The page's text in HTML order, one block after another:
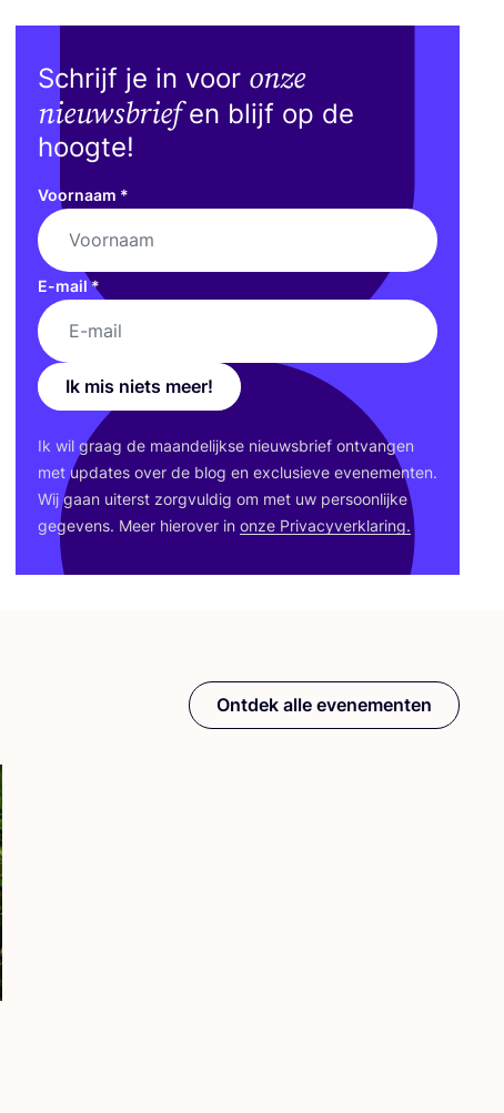
Schrijf je in voor onze
nieuwsbriefen blijf op de
hoogte!
Voornaam *
E-mail*
Ik mis niets meer!
Ik wil graag de maan­de­lijk­se nieuws­brief ont­van­gen
met upda­tes over de blog en exclu­sie­ve eve­ne­men­ten.
Wij gaan uiterst zorg­vul­dig om met uw per­soon­lij­ke
gege­vens. Meer hier­over in onze Pri­va­cy­ver­kla­ring.
Ontdek alle evenementen